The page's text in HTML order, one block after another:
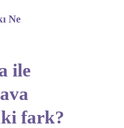
Ne
ile
fark?